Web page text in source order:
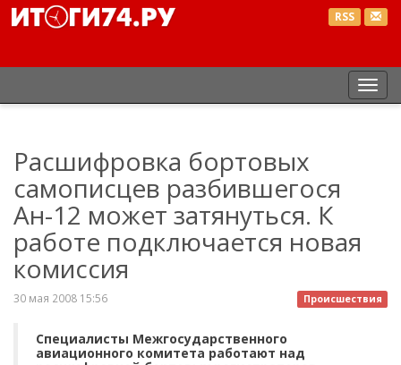
RSS
Расшифровка бортовых
самописцев разбившегося
Ан-12 может затянуться. К
работе подключается новая
комиссия
Происшествия
30 мая 2008 15:56
Специалисты Межгосударственного
авиационного комитета работают над